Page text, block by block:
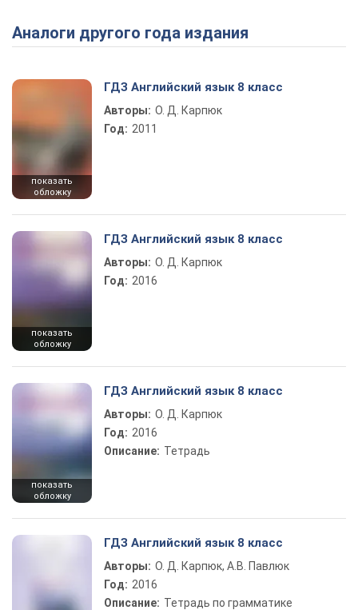
Play Video
Аналоги другого года издания
показать
обложку
ГДЗ Английский язык 8 класс
Авторы: О. Д. Карпюк
Год: 2011
показать
обложку
ГДЗ Английский язык 8 класс
Авторы: О. Д. Карпюк
Год: 2016
показать
обложку
ГДЗ Английский язык 8 класс
Авторы: О. Д. Карпюк
Год: 2016
Описание: Тетрадь
ГДЗ Английский язык 8 класс
Авторы: О. Д. Карпюк, А.В. Павлюк
Год: 2016
Описание: Тетрадь по грамматике